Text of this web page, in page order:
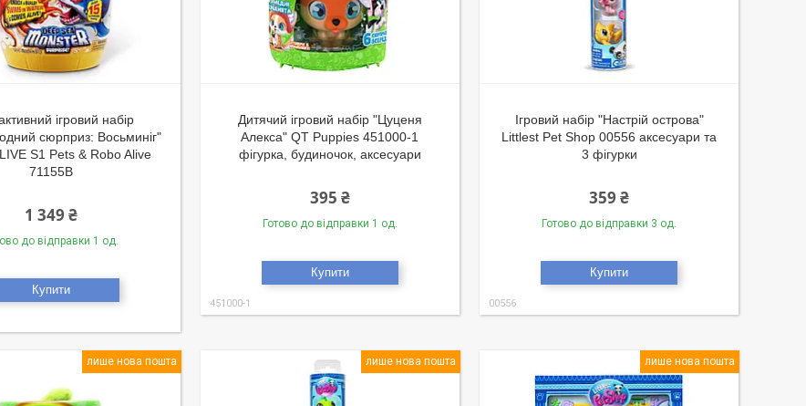
ігровий набір
сюрприз: Восьминіг"
S1 Pets & Robo Alive
71155B
1 349 ₴
до відправки 1 од.
Купити
Дитячий ігровий набір "Цуценя
Алекса" QT Puppies 451000-1
фігурка, будиночок, аксесуари
395 ₴
Готово до відправки 1 од.
Купити
451000-1
Ігровий набір "Настрій острова"
Littlest Pet Shop 00556 аксесуари та
3 фігурки
359 ₴
Готово до відправки 3 од.
Купити
00556
лише нова пошта лише нова пошта лише нова пошта